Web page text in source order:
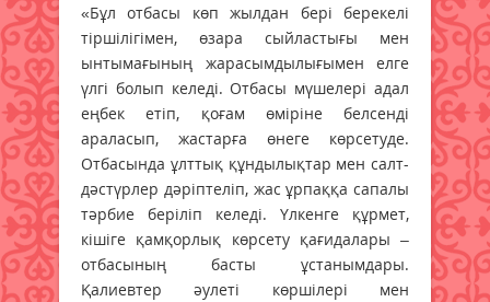
«Бұл отбасы көп жылдан бері берекелі
тіршілігімен, өзара сыйластығы мен
ынтымағының жарасымдылығымен елге
үлгі болып келеді. Отбасы мүшелері адал
еңбек етіп, қоғам өміріне белсенді
араласып, жастарға өнеге көрсетуде.
Отбасында ұлттық құндылықтар мен салт-
дәстүрлер дәріптеліп, жас ұрпаққа сапалы
тәрбие беріліп келеді. Үлкенге құрмет,
кішіге қамқорлық көрсету қағидалары –
отбасының басты ұстанымдары.
Қалиевтер әулеті көршілері мен